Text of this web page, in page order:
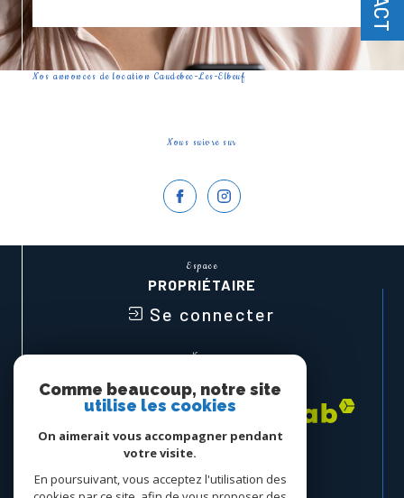
Nos annonces de location Caudebec-Les-Elbeuf
Nous suivre sur
Espace
PROPRIÉTAIRE
Se connecter
Nous
Comme beaucoup, notre site
utilise les cookies
On aimerait vous accompagner pendant
votre visite.
En poursuivant, vous acceptez l'utilisation des